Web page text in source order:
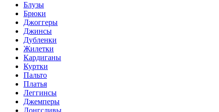
Блузы
Брюки
Джоггеры
Джинсы
Дубленки
Жилетки
Кардиганы
Куртки
Пальто
Платья
Леггинсы
Джемперы
Лонгсливы